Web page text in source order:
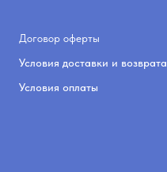
Договор оферты
Условия доставки и возврата
Условия оплаты